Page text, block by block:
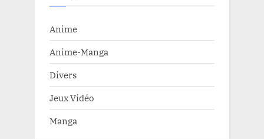
Anime
Anime-Manga
Divers
Jeux Vidéo
Manga